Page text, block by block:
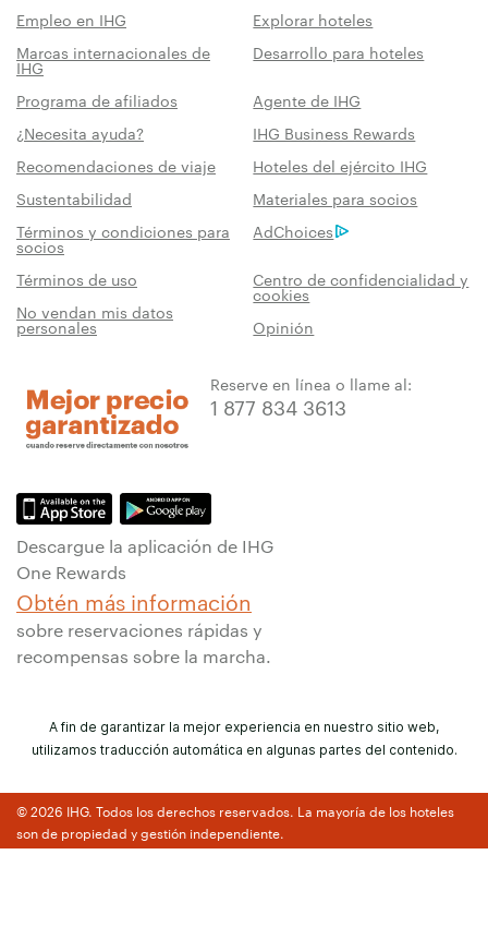
Empleo en IHG
Explorar hoteles
Marcas internacionales de
IHG
Desarrollo para hoteles
Programa de afiliados
Agente de IHG
¿Necesita ayuda?
IHG Business Rewards
Recomendaciones de viaje
Hoteles del ejército IHG
Sustentabilidad
Materiales para socios
Términos y condiciones para
socios
AdChoices
Términos de uso Centro de confidencialidad y
cookies
No vendan mis datos
personales Opinión
Reserve en línea o llame al:
1 877 834 3613
Descargue la aplicación de IHG
One Rewards
Obtén más información
sobre reservaciones rápidas y
recompensas sobre la marcha.
A fin de garantizar la mejor experiencia en nuestro sitio web,
utilizamos traducción automática en algunas partes del contenido.
© 2026 IHG. Todos los derechos reservados. La mayoría de los hoteles
son de propiedad y gestión independiente.